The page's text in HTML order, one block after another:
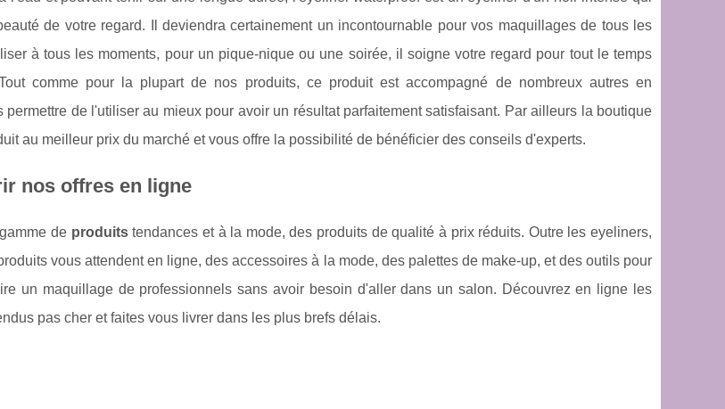
de votre regard. Il deviendra certainement un incontournable pour vos maquillages de tous les
à tous les moments, pour un pique-nique ou une soirée, il soigne votre regard pour tout le temps
comme pour la plupart de nos produits, ce produit est accompagné de nombreux autres en
permettre de l'utiliser au mieux pour avoir un résultat parfaitement satisfaisant. Par ailleurs la boutique
au meilleur prix du marché et vous offre la possibilité de bénéficier des conseils d'experts.
nos offres en ligne
de produitstendances et à la mode, des produits de qualité à prix réduits. Outre les eyeliners,
vous attendent en ligne, des accessoires à la mode, des palettes de make-up, et des outils pour
un maquillage de professionnels sans avoir besoin d'aller dans un salon. Découvrez en ligne les
pas cher et faites vous livrer dans les plus brefs délais.